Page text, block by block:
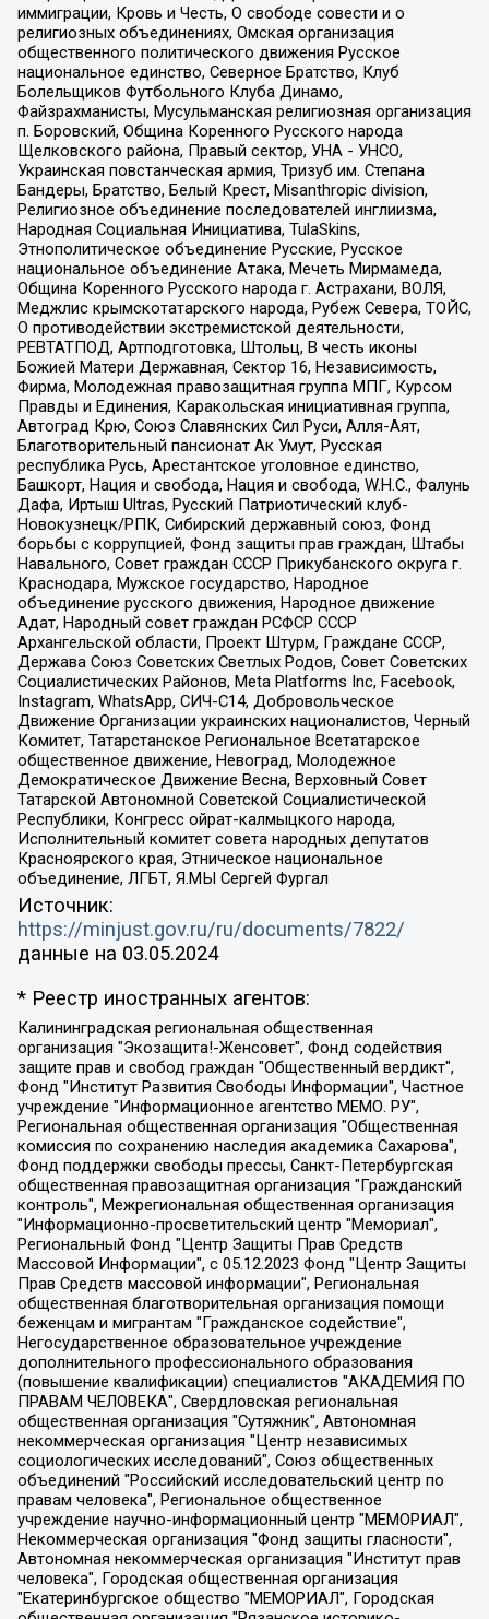
иммиграции, Кровь и Честь, О свободе совести и о
религиозных объединениях, Омская организация
общественного политического движения Русское
национальное единство, Северное Братство, Клуб
Болельщиков Футбольного Клуба Динамо,
Файзрахманисты, Мусульманская религиозная организация
п. Боровский, Община Коренного Русского народа
Щелковского района, Правый сектор, УНА - УНСО,
Украинская повстанческая армия, Тризуб им. Степана
Бандеры, Братство, Белый Крест, Misanthropic division,
Религиозное объединение последователей инглиизма,
Народная Социальная Инициатива, TulaSkins,
Этнополитическое объединение Русские, Русское
национальное объединение Атака, Мечеть Мирмамеда,
Община Коренного Русского народа г. Астрахани, ВОЛЯ,
Меджлис крымскотатарского народа, Рубеж Севера, ТОЙС,
О противодействии экстремистской деятельности,
РЕВТАТПОД, Артподготовка, Штольц, В честь иконы
Божией Матери Державная, Сектор 16, Независимость,
Фирма, Молодежная правозащитная группа МПГ, Курсом
Правды и Единения, Каракольская инициативная группа,
Автоград Крю, Союз Славянских Сил Руси, Алля-Аят,
Благотворительный пансионат Ак Умут, Русская
республика Русь, Арестантское уголовное единство,
Башкорт, Нация и свобода, Нация и свобода, W.H.С., Фалунь
Дафа, Иртыш Ultras, Русский Патриотический клуб-
Новокузнецк/РПК, Сибирский державный союз, Фонд
борьбы с коррупцией, Фонд защиты прав граждан, Штабы
Навального, Совет граждан СССР Прикубанского округа г.
Краснодара, Мужское государство, Народное
объединение русского движения, Народное движение
Адат, Народный совет граждан РСФСР СССР
Архангельской области, Проект Штурм, Граждане СССР,
Держава Союз Советских Светлых Родов, Совет Советских
Социалистических Районов, Meta Platforms Inc, Facebook,
Instagram, WhatsApp, СИЧ-С14, Добровольческое
Движение Организации украинских националистов, Черный
Комитет, Татарстанское Региональное Всетатарское
общественное движение, Невоград, Молодежное
Демократическое Движение Весна, Верховный Совет
Татарской Автономной Советской Социалистической
Республики, Конгресс ойрат-калмыцкого народа,
Исполнительный комитет совета народных депутатов
Красноярского края, Этническое национальное
объединение, ЛГБТ, Я.МЫ Сергей Фургал
Источник:
https://minjust.gov.ru/ru/documents/7822/
данные на 03.05.2024
* Реестр иностранных агентов:
Калининградская региональная общественная организация "Экозащита!-Женсовет", Фонд содействия защите прав и свобод граждан "Общественный вердикт", Фонд "Институт Развития Свободы Информации", Частное учреждение "Информационное агентство МЕМО. РУ", Региональная общественная организация "Общественная комиссия по сохранению наследия академика Сахарова", Фонд поддержки свободы прессы, Санкт-Петербургская общественная правозащитная организация "Гражданский контроль", Межрегиональная общественная организация "Информационно-просветительский центр "Мемориал", Региональный Фонд "Центр Защиты Прав Средств Массовой Информации", с 05.12.2023 Фонд "Центр Защиты Прав Средств массовой информации", Региональная общественная благотворительная организация помощи беженцам и мигрантам "Гражданское содействие", Негосударственное образовательное учреждение дополнительного профессионального образования (повышение квалификации) специалистов "АКАДЕМИЯ ПО ПРАВАМ ЧЕЛОВЕКА", Свердловская региональная общественная организация "Сутяжник", Автономная некоммерческая организация "Центр независимых социологических исследований", Союз общественных объединений "Российский исследовательский центр по правам человека", Региональное общественное учреждение научно-информационный центр "МЕМОРИАЛ", Некоммерческая организация "Фонд защиты гласности", Автономная некоммерческая организация "Институт прав человека", Городская общественная организация "Екатеринбургское общество "МЕМОРИАЛ", Городская общественная организация "Рязанское историко-просветительское и правозащитное общество "Мемориал" (Рязанский Мемориал), Челябинский региональный орган общественной самодеятельности – женское общественное объединение "Женщины Евразии", Челябинский региональный орган общественной самодеятельности "Уральская правозащитная группа", Фонд содействия защите здоровья и социальной справедливости имени Андрея Рылькова, Автономная Некоммерческая Организация "Аналитический Центр Юрия Левады", Автономная некоммерческая организация социальной поддержки населения "Проект Апрель", Региональная общественная организация помощи женщинам и детям, находящимся в кризисной ситуации "Информационно-методический центр "Анна", Фонд содействия развитию массовых коммуникаций и правовому просвещению "Так-так-Так", Фонд содействия устойчивому развитию "Серебряная тайга", Свердловский региональный общественный фонд социальных проектов "Новое время", "Idel.Реалии", Кавказ.Реалии, Крым.Реалии, Телеканал Настоящее Время, Татаро-башкирская служба Радио Свобода (Azatliq Radiosi), Радио Свободная Европа/Радио Свобода (PCE/PC), "Сибирь.Реалии", "Фактограф", Благотворительный фонд помощи осужденным и их семьям, Автономная некоммерческая организация "Институт глобализации и социальных движений", Фонд "В защиту прав заключенных", Частное учреждение "Центр поддержки и содействия развитию средств массовой информации", Пензенский региональный общественный благотворительный фонд "Гражданский союз", "Север.Реалии", Некоммерческая организация Фонд "Правовая инициатива", Общество с ограниченной ответственностью "Радио Свободная Европа/Радио Свобода", Чешское информационное агентство "MEDIUM-ORIENT", Красноярская региональная общественная организация "Мы против СПИДа", Камалягин Денис Николаевич, Маркелов Сергей Евгеньевич, Пономарев Лев Александрович, Савицкая Людмила Алексеевна, Автономная некоммерческая организация "Центр по работе с проблемой насилия "НАСИЛИЮ.НЕТ", Межрегиональный профессиональный союз работников здравоохранения "Альянс врачей", Юридическое лицо, зарегистрированное в Латвийской Республике, SIA "Medusa Project" (регистрационный номер 40103797863, дата регистрации 10.06.2014), Некоммерческая организация "Фонд по борьбе с коррупцией", Автономная некоммерческая организация "Институт права и публичной политики", Баданин Роман Сергеевич, Гликин Максим Александрович, Железнова Мария Михайловна, Лукьянова Юлия Сергеевна, Маетная Елизавета Витальевна, Маняхин Петр Борисович, Чуракова Ольга Владимировна, Ярош Юлия Петровна, Юридическое лицо "The Insider SIA", зарегистрированное в Риге, Латвийская Республика (дата регистрации 26.06.2015), являющееся администратором доменного имени интернет-издания "The Insider SIA", https://theins.ru, Постернак Алексей Евгеньевич, Рубин Михаил Аркадьевич, Анин Роман Александрович, Юридическое лицо Istories fonds, зарегистрированное в Латвийской Республике (регистрационный номер 50008295751, дата регистрации 24.02.2020), Великовский Дмитрий Александрович, Долинина Ирина Николаевна, Мароховская Алеся Алексеевна, Шлейнов Роман Юрьевич, Шмагун Олеся Валентиновна, Общество с ограниченной ответственностью "Альтаир 2021", Общество с ограниченной ответственностью "Вега 2021", Общество с ограниченной ответственностью "Главный редактор 2021", Общество с ограниченной ответственностью "Ромашки монолит", Важенков Артем Валерьевич, Ивановская областная общественная организация "Центр гендерных исследований", Гурман Юрий Альбертович, Медиапроект "ОВД-Инфо", Егоров Владимир Владимирович, Жилинский Владимир Александрович, Общество с ограниченной ответственностью "ЗП", Иванова София Юрьевна, Карезина Инна Павловна, Кильтау Екатерина Викторовна, Петров Алексей Викторович, Пискунов Сергей Евгеньевич, Смирнов Сергей Сергеевич, Тихонов Михаил Сергеевич, Общество с ограниченной ответственностью "ЖУРНАЛИСТ-ИНОСТРАННЫЙ АГЕНТ", Арапова Галина Юрьевна, Вольтская Татьяна Анатольевна, Американская компания "Mason G.E.S. Anonymous Foundation" (США), являющаяся владельцем интернет-издания https://mnews.world/, Компания "Stichting Bellingcat", зарегистрированная в Нидерландах (дата регистрации 11.07.2018), Захаров Андрей Вячеславович, Клепиковская Екатерина Дмитриевна, Общество с ограниченной ответственностью "МЕМО", Перл Роман Александрович, Симонов Евгений Алексеевич, Соловьева Елена Анатольевна, Сотников Даниил Владимирович, Сурначева Елизавета Дмитриевна, Автономная некоммерческая организация по защите прав человека и информированию населения "Якутия – Наше Мнение", Общество с ограниченной ответственностью "Москоу диджитал медиа", с 26.01.2023 Общество с ограниченной ответственностью "Чайка Белые сады", Ветошкина Валерия Валерьевна, Заговора Максим Александрович, Межрегиональное общественное движение "Российская ЛГБТ - сеть", Оленичев Максим Владимирович, Павлов Иван Юрьевич, Скворцова Елена Сергеевна, Общество с ограниченной ответственностью "Как бы инагент", Кочетков Игорь Викторович, Общество с ограниченной ответственностью "Честные выборы", Еланчик Олег Александрович, Общество с ограниченной ответственностью "Нобелевский призыв", Гималова Регина Эмилевна, Григорьев Андрей Валерьевич, Григорьева Алина Александровна, Ассоциация по содействию защите прав призывников, альтернативнослужащих и военнослужащих "Правозащитная группа "Гражданин.Армия.Право", Хисамова Регина Фаритовна, Автономная некоммерческая организация по реализации социально-правовых программ "Лилит", Дальневосточное общественное движение "Маяк", Санкт-Петербургская ЛГБТ-инициативная группа "Выход", Инициативная группа ЛГБТ+ "Реверс", Алексеев Андрей Викторович, Бекбулатова Таисия Львовна, Беляев Иван Михайлович, Владыкина Елена Сергеевна, Гельман Марат Александрович, Никульшина Вероника Юрьевна, Толоконникова Надежда Андреевна, Шендерович Виктор Анатольевич, Общество с ограниченной ответственностью "Данное сообщение", Общество с ограниченной ответственностью Издательский дом "Новая глава", Айнбиндер Александра Александровна, Московский комьюнити-центр для ЛГБТ+инициатив, Благотворительный фонд развития филантропии, Deutsche Welle (Германия, Kurt-Schumacher-Strasse 3, 53113 Bonn), Борзунова Мария Михайловна, Воробьев Виктор Викторович, Голубева Анна Львовна, Константинова Алла Михайловна, Малкова Ирина Владимировна, Мурадов Мурад Абдулгалимович, Осетинская Елизавета Николаевна, Понасенков Евгений Николаевич, Ганапольский Матвей Юрьевич, Киселев Евгений Алексеевич, Борухович Ирина Григорьевна, Дремин Иван Тимофеевич, Дубровский Дмитрий Викторович, Красноярская региональная общественная организация поддержки и развития альтернативных образовательных технологий и межкультурных коммуникаций "ИНТЕРРА", Маяковская Екатерина Алексеевна, Фейгин Марк Захарович, Филимонов Андрей Викторович, Дзугкоева Регина Николаевна, Доброхотов Роман Александрович, Дудь Юрий Александрович, Елкин Сергей Владимирович, Кругликов Кирилл Игоревич, Сабунаева Мария Леонидовна, Семенов Алексей Владимирович, Шаинян Карен Багратович, Шульман Екатерина Михайловна, Асафьев Артур Валерьевич, Вахштайн Виктор Семенович, Венедиктов Алексей Алексеевич, Лушникова Екатерина Евгеньевна, Волков Леонид Михайлович, Невзоров Александр Глебович, Пархоменко Сергей Борисович, Сироткин Ярослав Николаевич, Кара-Мурза Владимир Владимирович, Баранова Наталья Владимировна, Гозман Леонид Яковлевич, Кагарлицкий Борис Юльевич, Климарев Михаил Валерьевич, Милов Владимир Станиславович, Автономная некоммерческая организация Краснодарский центр современного искусства "Типография", Моргенштерн Алишер Тагирович, Соболь Любовь Эдуардовна, Общество с ограниченной ответственностью "ЛИЗА НОРМ", Каспаров Гарри Кимович, Ходорковский Михаил Борисович, Общество с ограниченной ответственностью "Апрельские тезисы", Данилович Ирина Брониславовна, Кашин Олег Владимирович, Петров Николай Владимирович, Пивоваров Алексей Владимирович, Соколов Михаил Владимирович, Цветкова Юлия Владимировна, Чичваркин Евгений Александрович, Комитет против пыток/Команда против пыток, Общество с ограниченной ответственностью "Первый научный", Общество с ограниченной ответственностью "Вертолет и ко", Белоцерковская Вероника Борисовна, Кац Максим Евгеньевич, Лазарева Татьяна Юрьевна, Шаведдинов Руслан Табризович, Яшин Илья Валерьевич, Общество с ограниченной ответственностью "Иноагент ААВ", Алешковский Дмитрий Петрович, Альбац Евгения Марковна, Быков Дмитрий Львович, Галямина Юлия Евгеньевна, Лойко Сергей Леонидович, Мартынов Кирилл Константинович, Медведев Сергей Александрович, Крашенинников Федор Геннадиевич, Гордеева Катерина Вл